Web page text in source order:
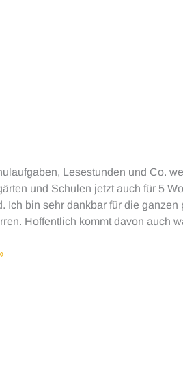
Lesestunden und Co.
und Schulen jetzt auch für 5
Ich bin sehr dankbar für die
Hoffentlich kommt davon auch